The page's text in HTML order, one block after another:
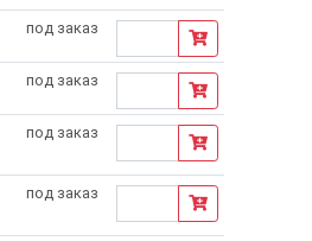
под заказ
под заказ
под заказ
под заказ